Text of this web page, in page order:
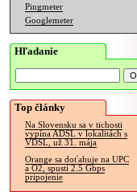
Pingmeter
Googlemeter
Hľadanie
Top články
Na Slovensku sa v tichosti
vypína ADSL v lokalitách s
VDSL, už 31. mája
Orange sa doťahuje na UPC
a O2, spustí 2.5 Gbps
pripojenie